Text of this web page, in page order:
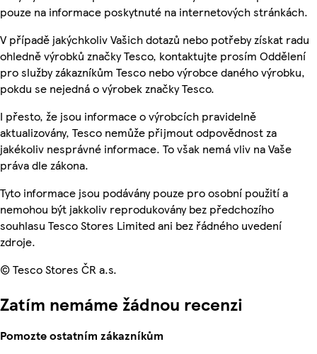
pouze na informace poskytnuté na internetových stránkách.
V případě jakýchkoliv Vašich dotazů nebo potřeby získat radu
ohledně výrobků značky Tesco, kontaktujte prosím Oddělení
pro služby zákazníkům Tesco nebo výrobce daného výrobku,
pokdu se nejedná o výrobek značky Tesco.
I přesto, že jsou informace o výrobcích pravidelně
aktualizovány, Tesco nemůže přijmout odpovědnost za
jakékoliv nesprávné informace. To však nemá vliv na Vaše
práva dle zákona.
Tyto informace jsou podávány pouze pro osobní použití a
nemohou být jakkoliv reprodukovány bez předchozího
souhlasu Tesco Stores Limited ani bez řádného uvedení
zdroje.
© Tesco Stores ČR a.s.
Zatím nemáme žádnou recenzi
Pomozte ostatním zákazníkům